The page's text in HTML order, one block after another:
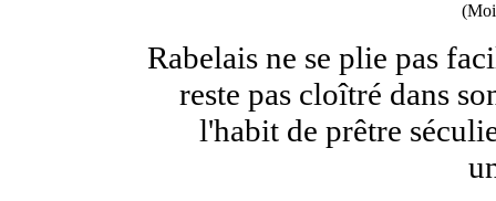
Rabelais ne se plie pas
reste pas cloîtré dans
l'habit de prêtre